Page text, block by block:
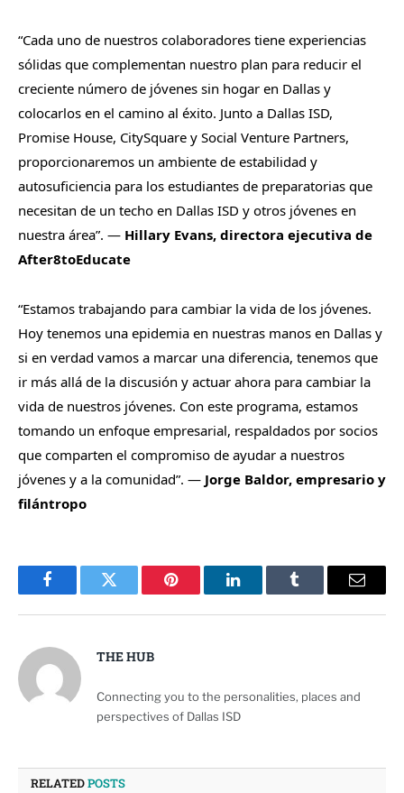
“Cada uno de nuestros colaboradores tiene experiencias
sólidas que complementan nuestro plan para reducir el
creciente número de jóvenes sin hogar en Dallas y
colocarlos en el camino al éxito. Junto a Dallas ISD,
Promise House, CitySquare y Social Venture Partners,
proporcionaremos un ambiente de estabilidad y
autosuficiencia para los estudiantes de preparatorias que
necesitan de un techo en Dallas ISD y otros jóvenes en
nuestra área”. — Hillary Evans, directora ejecutiva de
After8toEducate
“Estamos trabajando para cambiar la vida de los jóvenes.
Hoy tenemos una epidemia en nuestras manos en Dallas y
si en verdad vamos a marcar una diferencia, tenemos que
ir más allá de la discusión y actuar ahora para cambiar la
vida de nuestros jóvenes. Con este programa, estamos
tomando un enfoque empresarial, respaldados por socios
que comparten el compromiso de ayudar a nuestros
jóvenes y a la comunidad”. — Jorge Baldor, empresario y
filántropo
FacebookTwitter Pinterest LinkedInTumblr Email
THE HUB
Connecting you to the personalities, places and
perspectives of Dallas ISD
RELATEDPOSTS